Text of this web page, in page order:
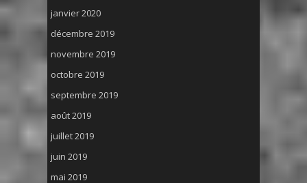
janvier 2020
décembre 2019
novembre 2019
octobre 2019
septembre 2019
août 2019
juillet 2019
juin 2019
mai 2019